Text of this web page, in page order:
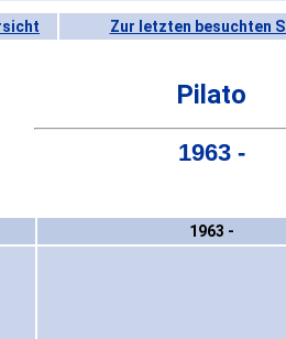
Zur letzten besuchten
Pilato
1963 -
1963 -